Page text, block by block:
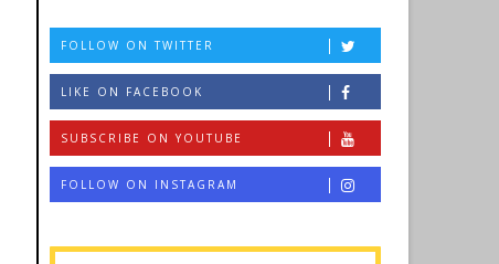
FOLLOW ON TWITTER
LIKE ON FACEBOOK
SUBSCRIBE ON YOUTUBE
FOLLOW ON INSTAGRAM